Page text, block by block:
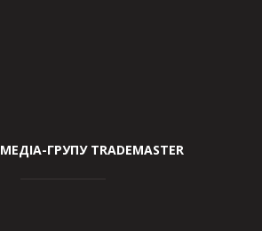
ГРУПУ TRADEMASTER